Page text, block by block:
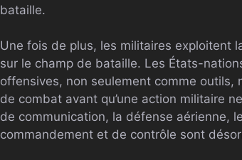
bataille.
Une fois de plus, les militaires exploitent
sur le champ de bataille. Les États-
offensives, non seulement comme outils,
de combat avant qu’une action militaire
de communication, la défense aérienne,
commandement et de contrôle sont